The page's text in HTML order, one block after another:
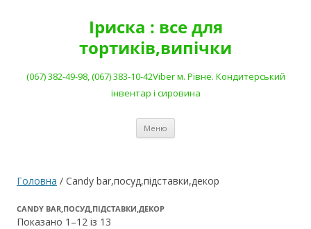
Іриска : все для
тортиків,випічки
(067) 382-49-98, (067) 383-10-42Viber м. Рівне. Кондитерський
інвентар і сировина
Меню
Головна / Candy bar,посуд,підставки,декор
CANDY BAR,ПОСУД,ПІДСТАВКИ,ДЕКОР
Показано 1–12 із 13